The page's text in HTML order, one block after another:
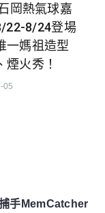
岡熱氣球嘉
22-8/24登場
一媽祖造型
煙火秀！
05
手MemCatcher